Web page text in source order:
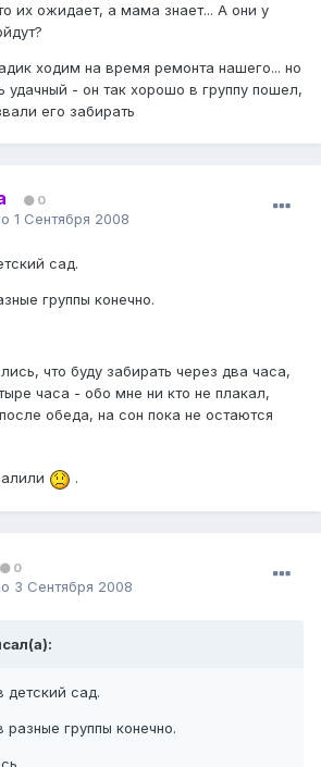
их ожидает, а мама знает... А они у
ходим на время ремонта нашего... но
удачный - он так хорошо в группу пошел,
его забирать
0
1 Сентября 2008
сад.
группы конечно.
что буду забирать через два часа,
часа - обо мне ни кто не плакал,
обеда, на сон пока не остаются
.
0
3 Сентября 2008
сад.
группы конечно.